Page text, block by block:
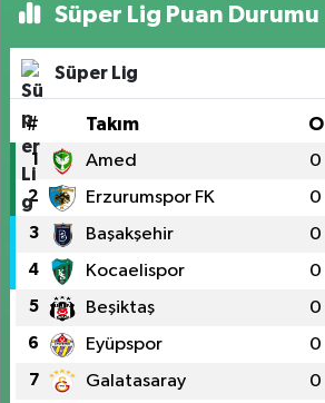
Süper Lig Puan Durumu
Süper Lig
# Takım O
1 Amed 0
2 Erzurumspor FK 0
3 Başakşehir 0
4 Kocaelispor 0
5 Beşiktaş 0
6 Eyüpspor 0
7 Galatasaray 0